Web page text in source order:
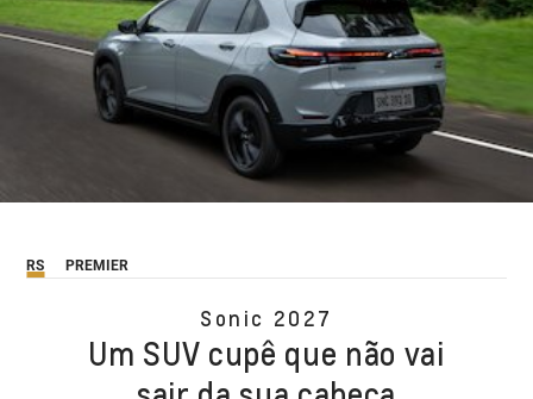
RS PREMIER
Sonic 2027
Um SUV cupê que não vai